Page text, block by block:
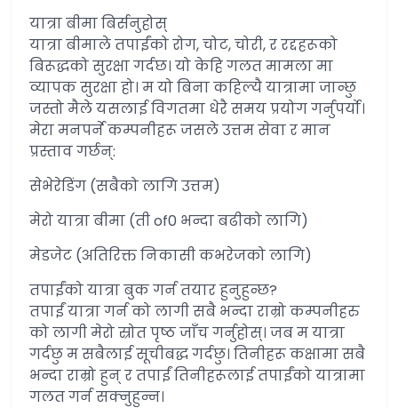
यात्रा बीमा बिर्सनुहोस्
यात्रा बीमाले तपाईंको रोग, चोट, चोरी, र रद्दहरूको
बिरूद्धको सुरक्षा गर्दछ। यो केहि गलत मामला मा
व्यापक सुरक्षा हो। म यो बिना कहिल्यै यात्रामा जान्छु
जस्तो मैले यसलाई विगतमा धेरै समय प्रयोग गर्नुपर्यो।
मेरा मनपर्ने कम्पनीहरू जसले उत्तम सेवा र मान
प्रस्ताव गर्छन्:
सेभेरेडिंग (सबैको लागि उत्तम)
मेरो यात्रा बीमा (ती of0 भन्दा बढीको लागि)
मेडजेट (अतिरिक्त निकासी कभरेजको लागि)
तपाईंको यात्रा बुक गर्न तयार हुनुहुन्छ?
तपाईं यात्रा गर्न को लागी सबै भन्दा राम्रो कम्पनीहरु
को लागी मेरो स्रोत पृष्ठ जाँच गर्नुहोस्। जब म यात्रा
गर्दछु म सबैलाई सूचीबद्ध गर्दछु। तिनीहरू कक्षामा सबै
भन्दा राम्रो हुन् र तपाईं तिनीहरूलाई तपाईंको यात्रामा
गलत गर्न सक्नुहुन्न।